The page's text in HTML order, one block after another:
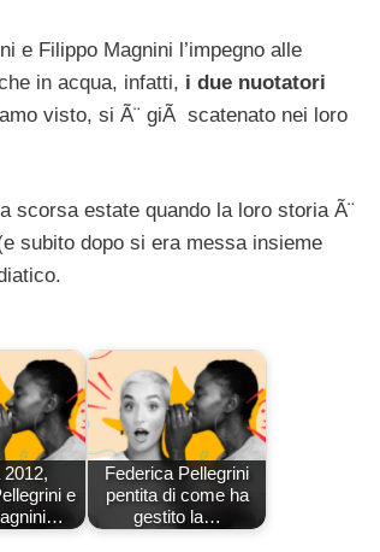
e Filippo Magnini l’impegno alle
in acqua, infatti, i due nuotatori
visto, si Ã¨ giÃ scatenato nei loro
scorsa estate quando la loro storia Ã¨
subito dopo si era messa insieme
2012,
e
Federica Pellegrini
pentita di come ha
gestito la…